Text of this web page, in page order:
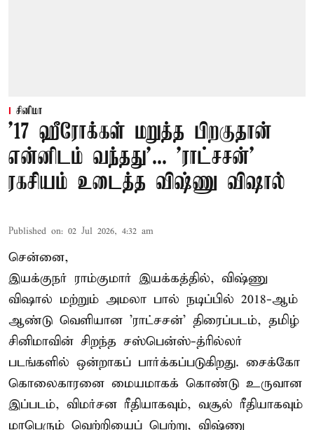
சினிமா
'17 ஹீரோக்கள் மறுத்த பிறகுதான்
என்னிடம் வந்தது'... 'ராட்சசன்'
ரகசியம் உடைத்த விஷ்ணு விஷால்
Published on: 02 Jul 2026, 4:32 am
சென்னை,
இயக்குநர் ராம்குமார் இயக்கத்தில், விஷ்ணு
விஷால் மற்றும் அமலா பால் நடிப்பில் 2018-ஆம்
ஆண்டு வெளியான 'ராட்சசன்' திரைப்படம், தமிழ்
சினிமாவின் சிறந்த சஸ்பென்ஸ்-த்ரில்லர்
படங்களில் ஒன்றாகப் பார்க்கப்படுகிறது. சைக்கோ
கொலைகாரனை மையமாகக் கொண்டு உருவான
இப்படம், விமர்சன ரீதியாகவும், வசூல் ரீதியாகவும்
மாபெரும் வெற்றியைப் பெற்று, விஷ்ணு